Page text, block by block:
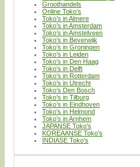
Groothandels
Online Toko’s
Toko’s in Almere
Toko’s in Amsterdam
Toko’s in Amstelveen
Toko’s in Beverwijk
Toko’s in Groningen
Toko’s in Leiden
Toko’s in Den Haag
Toko’s in Delft
Toko’s in Rotterdam
Toko’s in Utrecht
Toko’s Den Bosch
Toko’s in Tilburg
Toko’s in Eindhoven
Toko’s in Helmond
Toko’s in Arnhem
JAPANSE Toko’s
KOREAANSE Toko’s
INDIASE Toko’s